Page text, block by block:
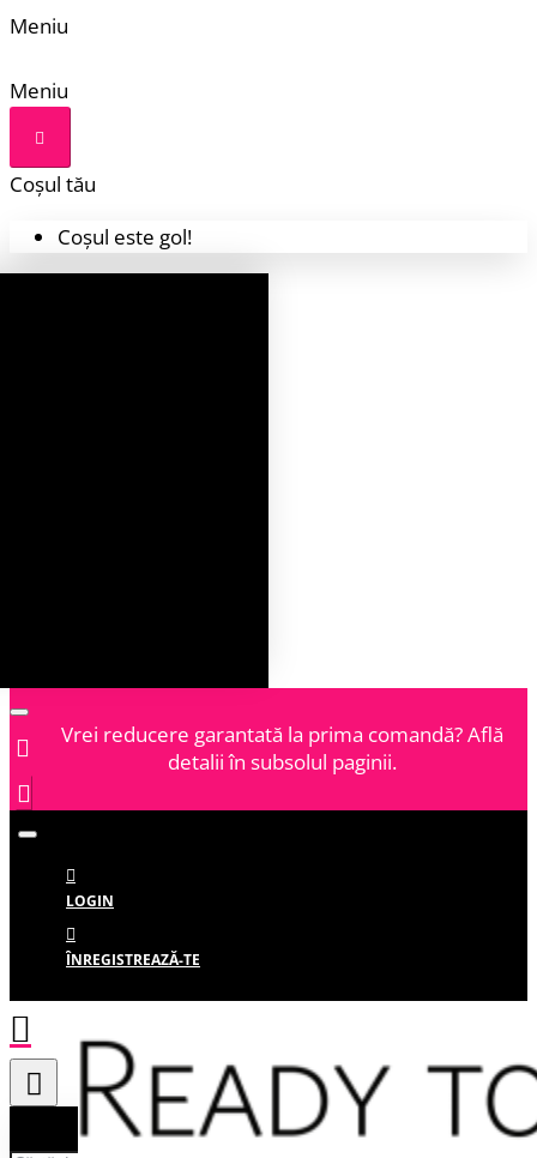
Meniu
Meniu
Coșul tău
Coșul este gol!
Vrei reducere garantată la prima comandă? Află
detalii în subsolul paginii.
LOGIN
ÎNREGISTREAZĂ-TE
Căută după nume produs, brand...